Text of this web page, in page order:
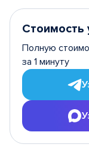
Стоимость
Полную
за 1 минуту